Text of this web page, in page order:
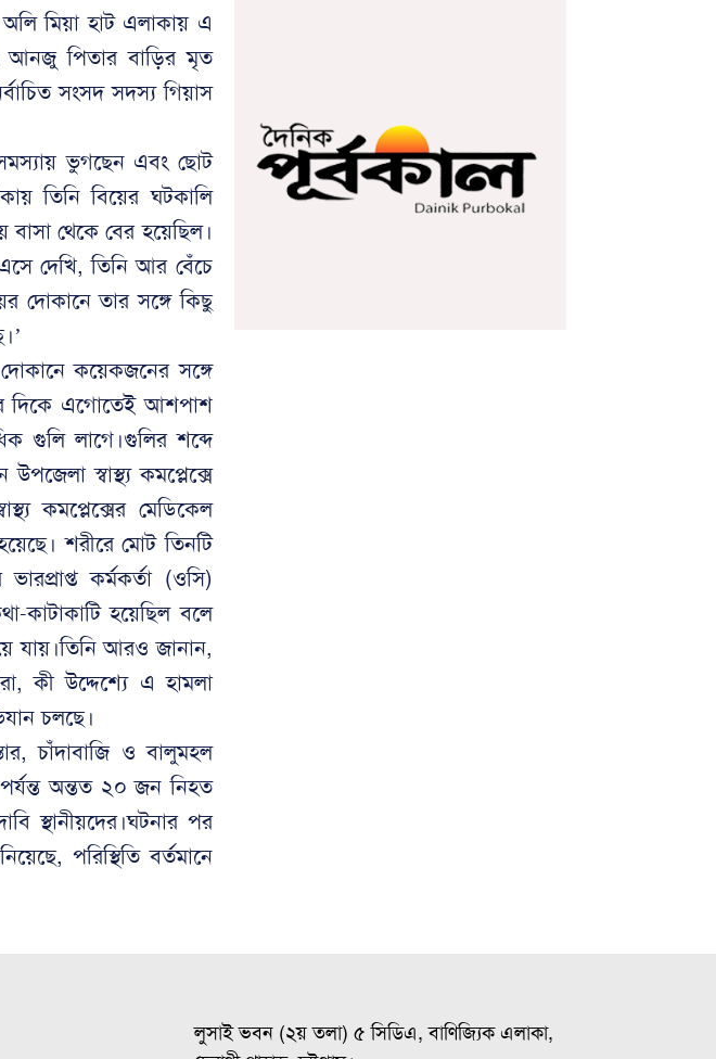
মিয়া হাট এলাকায় এ
আনজু পিতার বাড়ির মৃত
সংসদ সদস্য গিয়াস
ভুগছেন এবং ছোট
তিনি বিয়ের ঘটকালি
বাসা থেকে বের হয়েছিল।
দেখি, তিনি আর বেঁচে
দোকানে তার সঙ্গে কিছু
কয়েকজনের সঙ্গে
দিকে এগোতেই আশপাশ
গুলি লাগে।গুলির শব্দে
স্বাস্থ্য কমপ্লেক্সে
কমপ্লেক্সের মেডিকেল
শরীরে মোট তিনটি
কর্মকর্তা (ওসি)
কাটাকাটি হয়েছিল বলে
যায়।তিনি আরও জানান,
কী উদ্দেশ্যে এ হামলা
চলছে।
চাঁদাবাজি ও বালুমহল
অন্তত ২০ জন নিহত
স্থানীয়দের।ঘটনার পর
পরিস্থিতি বর্তমানে
লুসাই ভবন (২য় তলা) ৫ সিডিএ, বাণিজ্যিক এলাকা,